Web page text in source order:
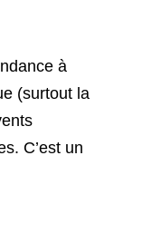
à
(surtout la
C’est un